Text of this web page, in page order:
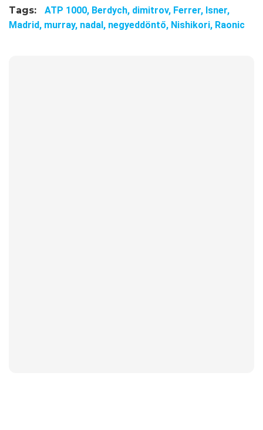
Tags: ATP 1000, Berdych, dimitrov, Ferrer, Isner,
Madrid, murray, nadal, negyeddöntő, Nishikori, Raonic